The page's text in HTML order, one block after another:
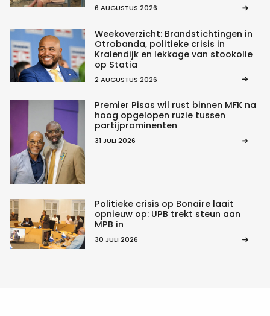
6 AUGUSTUS 2026
Weekoverzicht: Brandstichtingen in
Otrobanda, politieke crisis in
Kralendijk en lekkage van stookolie
op Statia
2 AUGUSTUS 2026
Premier Pisas wil rust binnen MFK na
hoog opgelopen ruzie tussen
partijprominenten
31 JULI 2026
Politieke crisis op Bonaire laait
opnieuw op: UPB trekt steun aan
MPB in
30 JULI 2026